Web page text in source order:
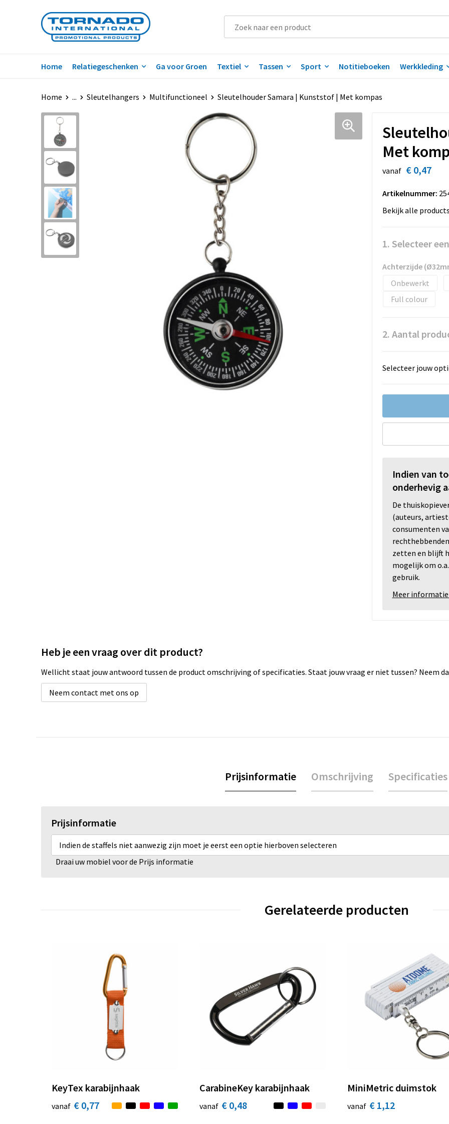
Home Relatiegeschenken Ga voor Groen Textiel Tassen Sport Notitieboeken Werkkleding
Home ... Sleutelhangers Multifunctioneel Sleutelhouder Samara | Kunststof | Met kompas
Met
vanaf € 0,47
Artikelnummer:
Bekijk alle
1. Selecteer
Achterzijde
Onbewerkt
Full colour
2. Aantal
Selecteer jouw
Indien van
onderhevig
De
(auteurs,
consumenten
zetten en blijft
mogelijk om
gebruik.
Meer
Heb je een vraag over dit product?
Wellicht staat jouw antwoord tussen de product omschrijving of specificaties. Staat jouw vraag er niet tussen? Neem
Neem contact met ons op
Prijsinformatie Omschrijving Specificaties
Prijsinformatie
Indien de staffels niet aanwezig zijn moet je eerst een optie hierboven selecteren
Draai uw mobiel voor de Prijs informatie
Gerelateerde producten
KeyTex karabijnhaak
vanaf € 0,77
CarabineKey karabijnhaak
vanaf € 0,48
MiniMetric duimstok
vanaf € 1,12